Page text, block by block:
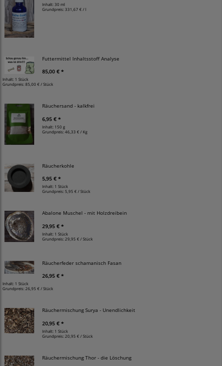
Inhalt: 30 ml
Grundpreis:331,67 € / l
Futtermittel Inhaltsstoff Analyse
85,00 € *
Inhalt: 1 Stück
Grundpreis:85,00 € / Stück
Räuchersand - kalkfrei
6,95 € *
Inhalt: 150 g
Grundpreis:46,33 € / Kg
Räucherkohle
5,95 € *
Inhalt: 1 Stück
Grundpreis:5,95 € / Stück
Abalone Muschel - mit Holzdreibein
29,95 € *
Inhalt: 1 Stück
Grundpreis: 29,95 € / Stück
Räucherfeder schamanisch Fasan
26,95 € *
Inhalt: 1 Stück
Grundpreis:26,95 € / Stück
Räuchermischung Surya - Unendlichkeit
20,95 € *
Inhalt: 1 Stück
Grundpreis: 20,95 € / Stück
Räuchermischung Thor - die Löschung